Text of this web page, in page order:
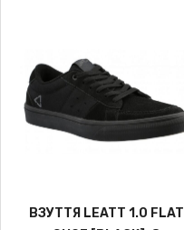
ВЗУТТЯ LEATT 1.0 FLAT